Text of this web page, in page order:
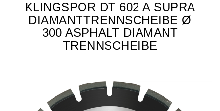
KLINGSPOR DT 602 A SUPRA
DIAMANTTRENNSCHEIBE Ø
300 ASPHALT DIAMANT
TRENNSCHEIBE